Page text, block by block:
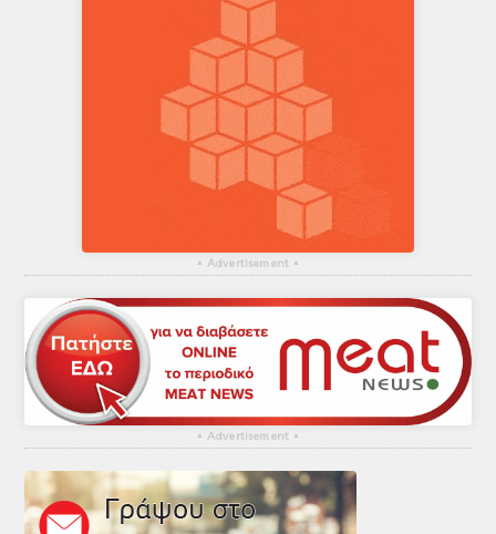
▴ Advertisement ▴
▴ Advertisement ▴